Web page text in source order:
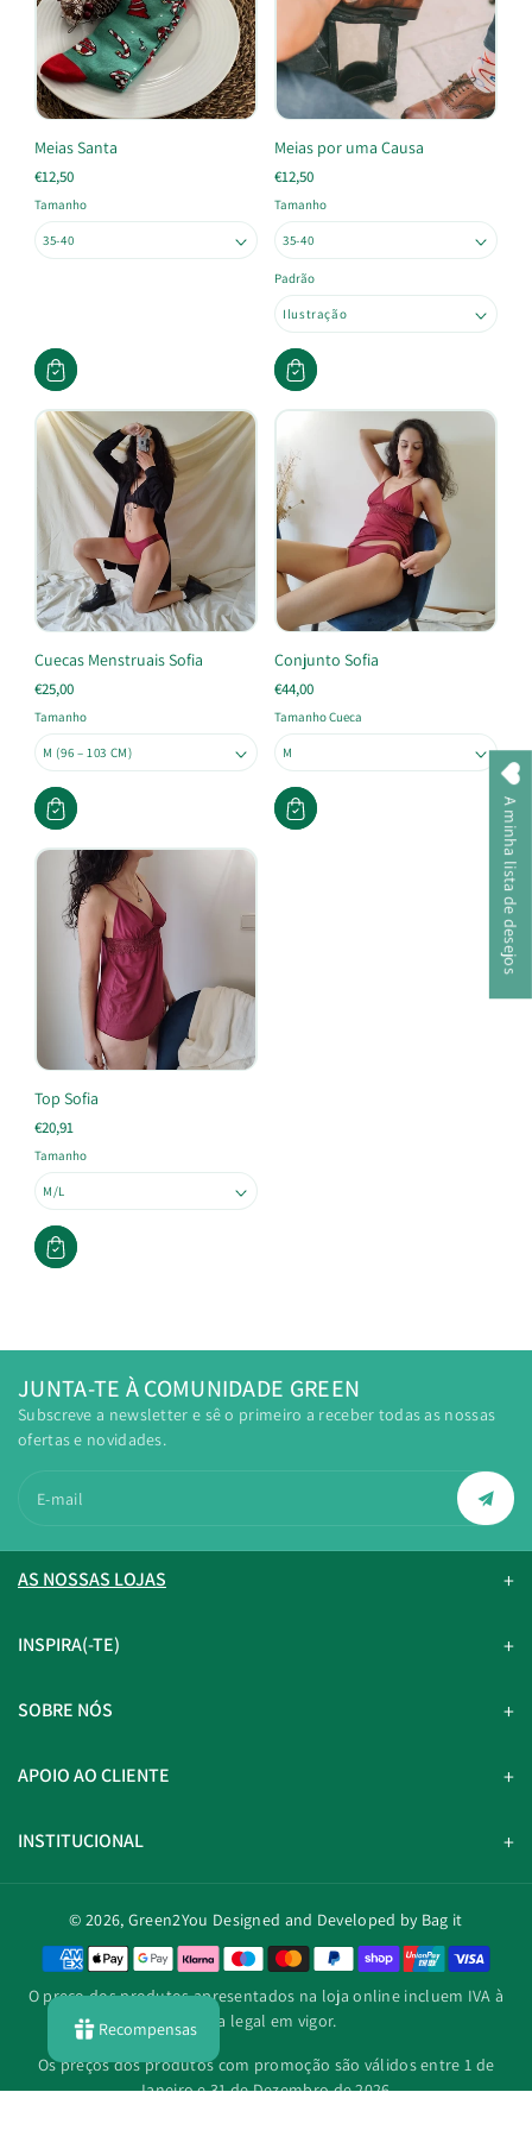
Meias Santa
€12,50
Tamanho
Meias por uma Causa
€12,50
Tamanho
Padrão
Cuecas Menstruais Sofia
€25,00
Tamanho
Conjunto Sofia
€44,00
Tamanho Cueca
Top Sofia
€20,91
Tamanho
JUNTA-TE À COMUNIDADE GREEN
Subscreve a newsletter e sê o primeiro a receber todas as nossas
ofertas e novidades.
E-mail
AS NOSSAS LOJAS
INSPIRA(-TE)
SOBRE NÓS
APOIO AO CLIENTE
INSTITUCIONAL
© 2026, Green2You Designed and Developed by Bag it
M
t
o
O preço dos produtos apresentados na loja online incluem IVA à
taxa legal em vigor.
Os preços dos produtos com promoção são válidos entre 1 de
Janeiro e 31 de Dezembro de 2026.
A minha lista de desejos
Recompensas